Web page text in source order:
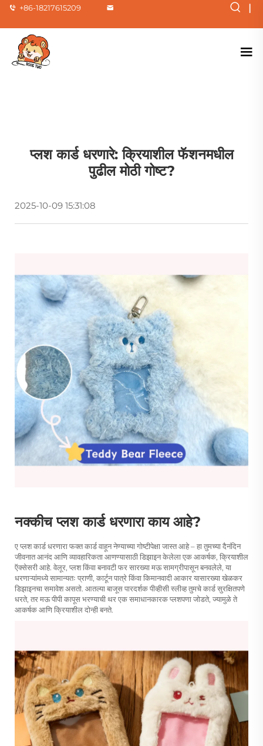
+86-18217615209 |
प्लश कार्ड धरणारे: क्रियाशील फॅशनमधील
पुढील मोठी गोष्ट?
2025-10-09 15:31:08
नक्कीच प्लश कार्ड धरणारा काय आहे?
एप्लश कार्ड धरणाराफक्त कार्ड वाहून नेण्याच्या गोष्टीपेक्षा जास्त आहे – हा तुमच्या दैनंदिन
जीवनात आनंद आणि व्यावहारिकता आणण्यासाठी डिझाइन केलेला एक आकर्षक, क्रियाशील
ऍक्सेसरी आहे. वेलूर, प्लश किंवा बनावटी फर सारख्या मऊ सामग्रीपासून बनवलेले, या
धरणाऱ्यांमध्ये सामान्यतः प्राणी, कार्टून पात्रे किंवा किमानवादी आकार यासारख्या खेळकर
डिझाइनचा समावेश असतो. आतल्या बाजूस पारदर्शक पीव्हीसी स्लीव्ह तुमचे कार्ड सुरक्षितपणे
धरते, तर मऊ पीपी कापूस भरण्याची थर एक समाधानकारक प्लशपणा जोडते, ज्यामुळे ते
आकर्षक आणि क्रियाशील दोन्ही बनते.